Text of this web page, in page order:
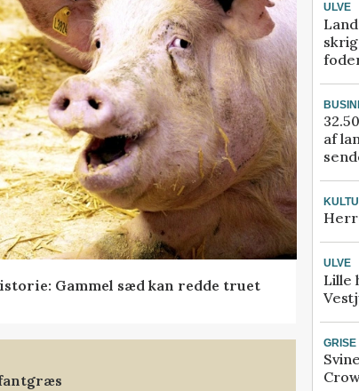
Gammel sæd kan redde truet
ULVE
af
ULVE
Lille
GRISE